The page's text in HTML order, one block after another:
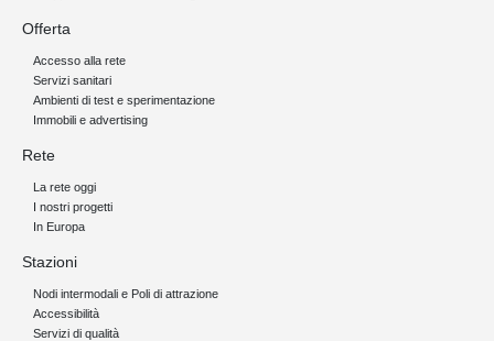
Offerta
Accesso alla rete
Servizi sanitari
Ambienti di test e sperimentazione
Immobili e advertising
Rete
La rete oggi
I nostri progetti
In Europa
Stazioni
Nodi intermodali e Poli di attrazione
Accessibilità
Servizi di qualità